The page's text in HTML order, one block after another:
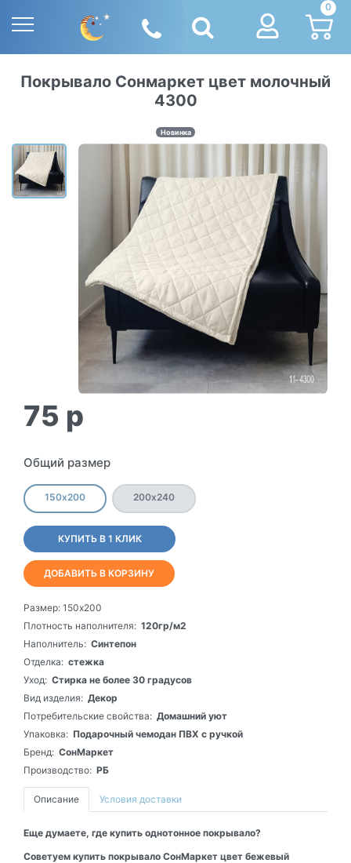
0
Покрывало Сонмаркет цвет молочный
4300
Новинка
75 p
Общий размер
150х200 200х240
КУПИТЬ В 1 КЛИК
ДОБАВИТЬ В КОРЗИНУ
Размер: 150х200
Плотность наполнителя: 120гр/м2
Наполнитель: Синтепон
Отделка: стежка
Уход: Стирка не более 30 градусов
Вид изделия: Декор
Потребительские свойства: Домашний уют
Упаковка: Подарочный чемодан ПВХ с ручкой
Бренд: СонМаркет
Производство: РБ
Описание Условия доставки
Еще думаете, где купить однотонное покрывало?
Советуем купить покрывало СонМаркет цвет бежевый